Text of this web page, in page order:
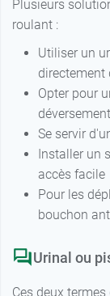
Plusieurs
roulant :
Utiliser un
directement
Opter pour
déversement
Se servir
Installer un
accès facile
Pour les
bouchon
Urinal ou
Ces deux